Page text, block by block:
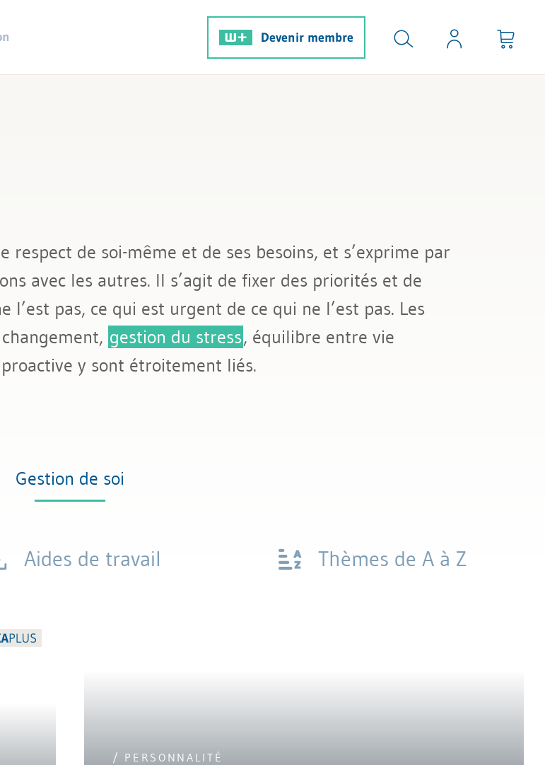
Devenir membre
respect de soi-même et de ses besoins, et s’exprime par
avec les autres. Il s’agit de fixer des priorités et de
pas, ce qui est urgent de ce qui ne l’est pas. Les
gestion du stress, équilibre entre vie
y sont étroitement liés.
Gestion de soi
Aides de travail Thèmes de A à Z
/ PERSONNALITÉ